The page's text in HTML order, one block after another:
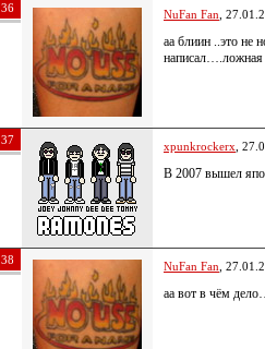
36 NuFan Fan ,
аа блиин ..это не
написал….ложная
37 xpunkrockerx ,
В 2007 вышел
38 NuFan Fan ,
аа вот в чём